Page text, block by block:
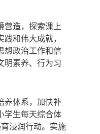
营造，探索课上
和伟大成就，
想政治工作和信
明素养、行为习
养体系，加快补
学生每天综合体
浸润行动。实施